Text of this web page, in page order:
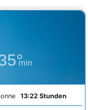
min
13:22 Stunden